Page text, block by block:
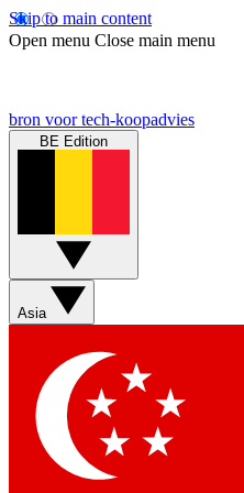
Skip to main content
Open menu Close main menu
bron voor tech-koopadvies
BE Edition
Asia